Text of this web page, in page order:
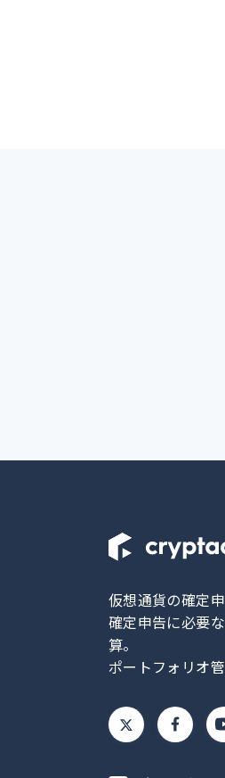
仮想通貨の確定
確定申告に必要
算。
ポートフォリオ